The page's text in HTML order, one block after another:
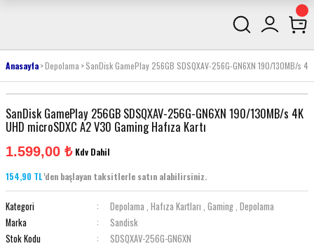
Anasayfa Depolama SanDisk GamePlay 256GB SDSQXAV-256G-GN6XN 190/130MB/s
SanDisk GamePlay 256GB SDSQXAV-256G-GN6XN 190/130MB/s 4K
UHD microSDXC A2 V30 Gaming Hafıza Kartı
1.599,00 ₺ Kdv Dahil
154,90 TL'den başlayan taksitlerle satın alabilirsiniz.
Kategori Depolama , Hafıza Kartları , Gaming, Depolama
Marka
Sandisk
Stok Kodu
SDSQXAV-256G-GN6XN